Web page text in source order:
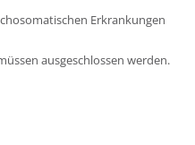
Erkrankungen
ausgeschlossen werden.